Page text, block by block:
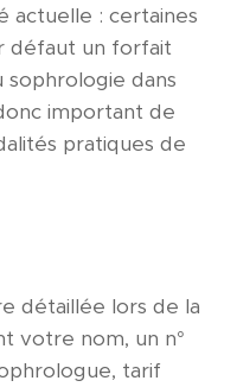
actuelle : certaines
défaut un forfait
sophrologie dans
important de
pratiques de
détaillée lors de la
votre nom, un n°
tarif